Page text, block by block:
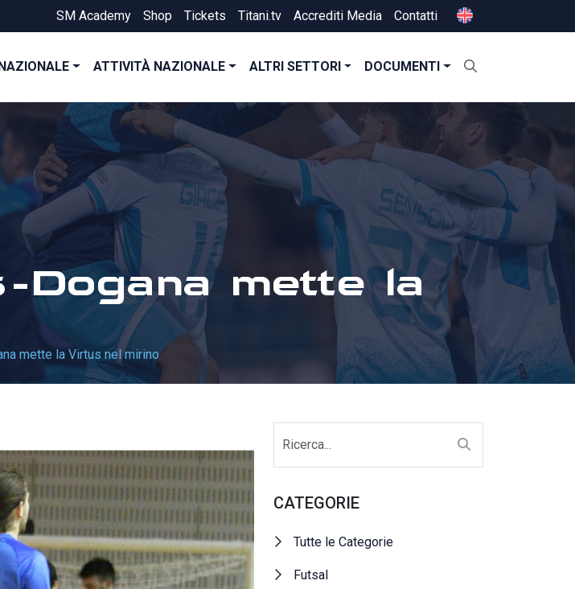
SM Academy Shop Tickets Titani.tv Accrediti Media Contatti
ATTIVITÀ NAZIONALE ALTRI SETTORI DOCUMENTI
Dogana mette la
mette la Virtus nel mirino
CATEGORIE
Tutte le Categorie
Futsal